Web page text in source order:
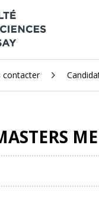
contacter